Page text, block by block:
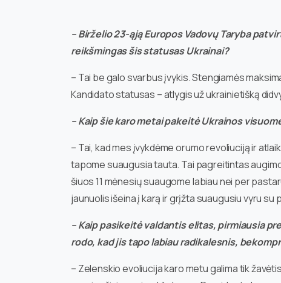
– Birželio 23-ąją Europos Vadovų Taryba
reikšmingas šis statusas Ukrainai?
– Tai be galo svarbus įvykis. Stengiamės
Kandidato statusas – atlygis už ukrainietišką
– Kaip šie karo metai pakeitė Ukrainos
– Tai, kad mes įvykdėme orumo revoliuciją ir
tapome suaugusia tauta. Tai pagreitintas
šiuos 11 mėnesių suaugome labiau nei per
jaunuolis išeina į karą ir grįžta suaugusiu vyru
– Kaip pasikeitė valdantis elitas, pirmiausia
rodo, kad jis tapo labiau radikalesnis,
– Zelenskio evoliucija karo metu galima tik